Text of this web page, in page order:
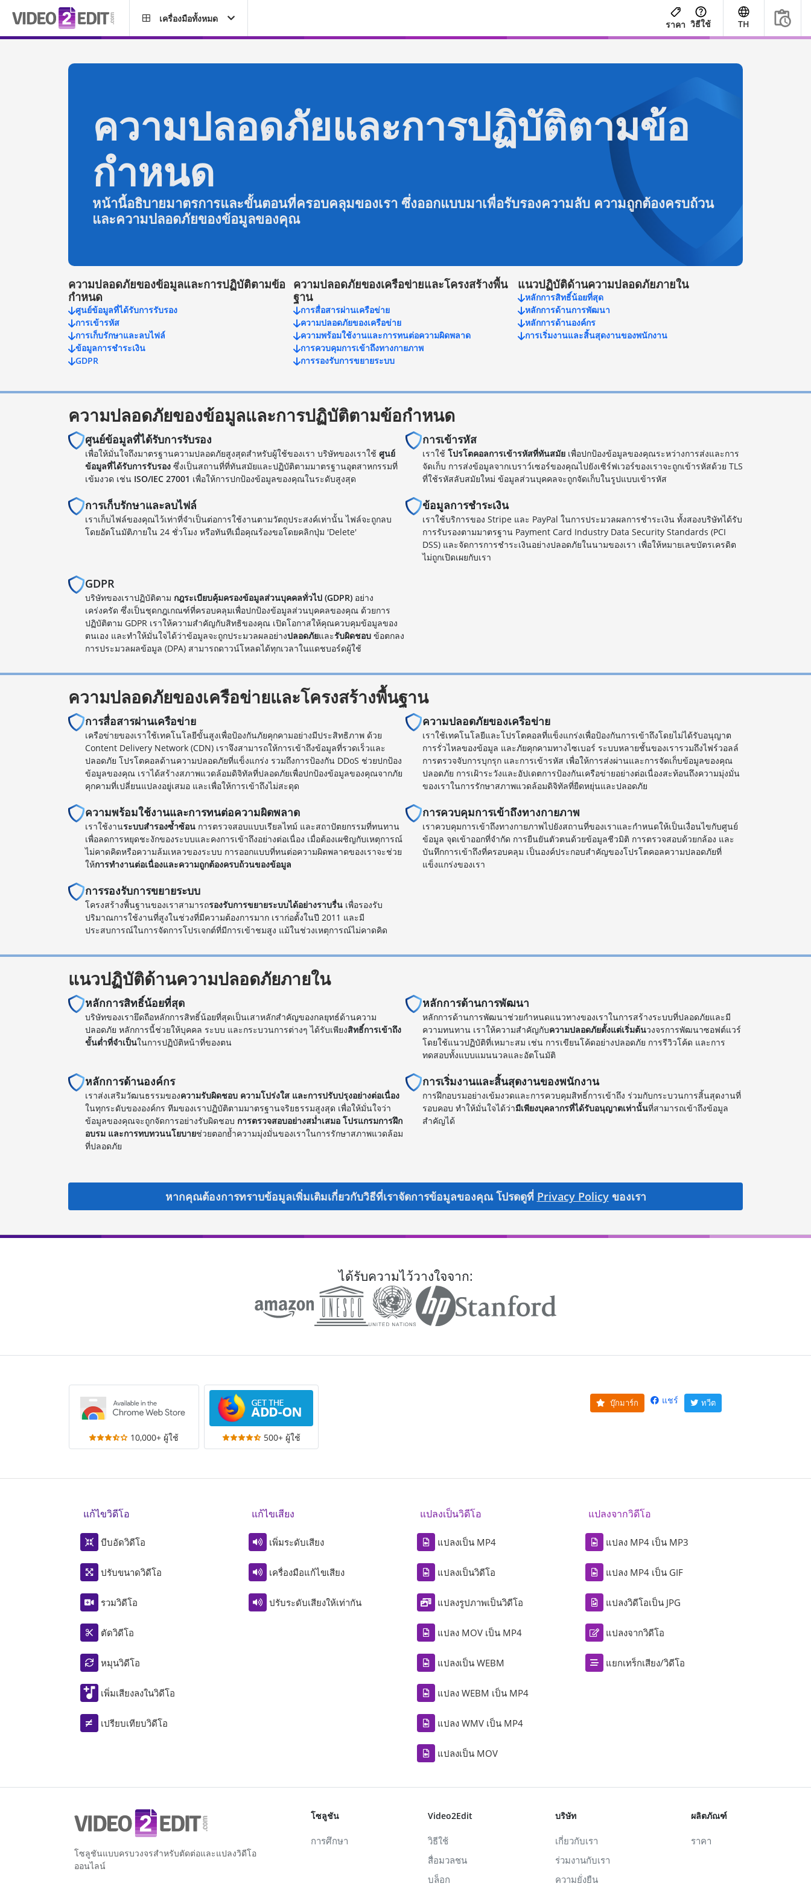
เครื่องมือทั้งหมด
ราคา วิธีใช้ TH
ความปลอดภัยและการปฏิบัติตามข้อ
กำหนด
หน้านี้อธิบายมาตรการและขั้นตอนที่ครอบคลุมของเรา ซึ่งออกแบบมาเพื่อรับรองความลับ ความถูกต้องครบถ้วน
และความปลอดภัยของข้อมูลของคุณ
ความปลอดภัยของข้อมูลและการปฏิบัติตามข้อ
กำหนด
ศูนย์ข้อมูลที่ได้รับการรับรอง
การเข้ารหัส
การเก็บรักษาและลบไฟล์
ข้อมูลการชำระเงิน
GDPR
ความปลอดภัยของเครือข่ายและโครงสร้างพื้น
ฐาน
การสื่อสารผ่านเครือข่าย
ความปลอดภัยของเครือข่าย
ความพร้อมใช้งานและการทนต่อความผิดพลาด
การควบคุมการเข้าถึงทางกายภาพ
การรองรับการขยายระบบ
แนวปฏิบัติด้านความปลอดภัยภายใน
หลักการสิทธิ์น้อยที่สุด
หลักการด้านการพัฒนา
หลักการด้านองค์กร
การเริ่มงานและสิ้นสุดงานของพนักงาน
ความปลอดภัยของข้อมูลและการปฏิบัติตามข้อกำหนด
ศูนย์ข้อมูลที่ได้รับการรับรอง
เพื่อให้มั่นใจถึงมาตรฐานความปลอดภัยสูงสุดสำหรับผู้ใช้ของเรา บริษัทของเราใช้ ศูนย์
ข้อมูลที่ได้รับการรับรอง ซึ่งเป็นสถานที่ที่ทันสมัยและปฏิบัติตามมาตรฐานอุตสาหกรรมที่
เข้มงวด เช่น ISO/IEC 27001 เพื่อให้การปกป้องข้อมูลของคุณในระดับสูงสุด
การเข้ารหัส
เราใช้ โปรโตคอลการเข้ารหัสที่ทันสมัย เพื่อปกป้องข้อมูลของคุณระหว่างการส่งและการ
จัดเก็บ การส่งข้อมูลจากเบราว์เซอร์ของคุณไปยังเซิร์ฟเวอร์ของเราจะถูกเข้ารหัสด้วย TLS
ที่ใช้รหัสลับสมัยใหม่ ข้อมูลส่วนบุคคลจะถูกจัดเก็บในรูปแบบเข้ารหัส
การเก็บรักษาและลบไฟล์
เราเก็บไฟล์ของคุณไว้เท่าที่จำเป็นต่อการใช้งานตามวัตถุประสงค์เท่านั้น ไฟล์จะถูกลบ
โดยอัตโนมัติภายใน 24 ชั่วโมง หรือทันทีเมื่อคุณร้องขอโดยคลิกปุ่ม 'Delete'
ข้อมูลการชำระเงิน
เราใช้บริการของ Stripe และ PayPal ในการประมวลผลการชำระเงิน ทั้งสองบริษัทได้รับ
การรับรองตามมาตรฐาน Payment Card Industry Data Security Standards (PCI
DSS) และจัดการการชำระเงินอย่างปลอดภัยในนามของเรา เพื่อให้หมายเลขบัตรเครดิต
ไม่ถูกเปิดเผยกับเรา
GDPR
บริษัทของเราปฏิบัติตาม กฎระเบียบคุ้มครองข้อมูลส่วนบุคคลทั่วไป (GDPR) อย่าง
เคร่งครัด ซึ่งเป็นชุดกฎเกณฑ์ที่ครอบคลุมเพื่อปกป้องข้อมูลส่วนบุคคลของคุณ ด้วยการ
ปฏิบัติตาม GDPR เราให้ความสำคัญกับสิทธิของคุณ เปิดโอกาสให้คุณควบคุมข้อมูลของ
ตนเอง และทำให้มั่นใจได้ว่าข้อมูลจะถูกประมวลผลอย่างปลอดภัยและรับผิดชอบ ข้อตกลง
การประมวลผลข้อมูล (DPA) สามารถดาวน์โหลดได้ทุกเวลาในแดชบอร์ดผู้ใช้
ความปลอดภัยของเครือข่ายและโครงสร้างพื้นฐาน
การสื่อสารผ่านเครือข่าย
เครือข่ายของเราใช้เทคโนโลยีขั้นสูงเพื่อป้องกันภัยคุกคามอย่างมีประสิทธิภาพ ด้วย
Content Delivery Network (CDN) เราจึงสามารถให้การเข้าถึงข้อมูลที่รวดเร็วและ
ปลอดภัย โปรโตคอลด้านความปลอดภัยที่แข็งแกร่ง รวมถึงการป้องกัน DDoS ช่วยปกป้อง
ข้อมูลของคุณ เราได้สร้างสภาพแวดล้อมดิจิทัลที่ปลอดภัยเพื่อปกป้องข้อมูลของคุณจากภัย
คุกคามที่เปลี่ยนแปลงอยู่เสมอ และเพื่อให้การเข้าถึงไม่สะดุด
ความปลอดภัยของเครือข่าย
เราใช้เทคโนโลยีและโปรโตคอลที่แข็งแกร่งเพื่อป้องกันการเข้าถึงโดยไม่ได้รับอนุญาต
การรั่วไหลของข้อมูล และภัยคุกคามทางไซเบอร์ ระบบหลายชั้นของเรารวมถึงไฟร์วอลล์
การตรวจจับการบุกรุก และการเข้ารหัส เพื่อให้การส่งผ่านและการจัดเก็บข้อมูลของคุณ
ปลอดภัย การเฝ้าระวังและอัปเดตการป้องกันเครือข่ายอย่างต่อเนื่องสะท้อนถึงความมุ่งมั่น
ของเราในการรักษาสภาพแวดล้อมดิจิทัลที่ยืดหยุ่นและปลอดภัย
ความพร้อมใช้งานและการทนต่อความผิดพลาด
เราใช้งานระบบสำรองซ้ำซ้อน การตรวจสอบแบบเรียลไทม์ และสถาปัตยกรรมที่ทนทาน
เพื่อลดการหยุดชะงักของระบบและคงการเข้าถึงอย่างต่อเนื่อง เมื่อต้องเผชิญกับเหตุการณ์
ไม่คาดคิดหรือความล้มเหลวของระบบ การออกแบบที่ทนต่อความผิดพลาดของเราจะช่วย
ให้การทำงานต่อเนื่องและความถูกต้องครบถ้วนของข้อมูล
การควบคุมการเข้าถึงทางกายภาพ
เราควบคุมการเข้าถึงทางกายภาพไปยังสถานที่ของเราและกำหนดให้เป็นเงื่อนไขกับศูนย์
ข้อมูล จุดเข้าออกที่จำกัด การยืนยันตัวตนด้วยข้อมูลชีวมิติ การตรวจสอบด้วยกล้อง และ
บันทึกการเข้าถึงที่ครอบคลุม เป็นองค์ประกอบสำคัญของโปรโตคอลความปลอดภัยที่
แข็งแกร่งของเรา
การรองรับการขยายระบบ
โครงสร้างพื้นฐานของเราสามารถรองรับการขยายระบบได้อย่างราบรื่น เพื่อรองรับ
ปริมาณการใช้งานที่สูงในช่วงที่มีความต้องการมาก เราก่อตั้งในปี 2011 และมี
ประสบการณ์ในการจัดการโปรเจกต์ที่มีการเข้าชมสูง แม้ในช่วงเหตุการณ์ไม่คาดคิด
แนวปฏิบัติด้านความปลอดภัยภายใน
หลักการสิทธิ์น้อยที่สุด
บริษัทของเรายึดถือหลักการสิทธิ์น้อยที่สุดเป็นเสาหลักสำคัญของกลยุทธ์ด้านความ
ปลอดภัย หลักการนี้ช่วยให้บุคคล ระบบ และกระบวนการต่างๆ ได้รับเพียงสิทธิ์การเข้าถึง
ขั้นต่ำที่จำเป็นในการปฏิบัติหน้าที่ของตน
หลักการด้านการพัฒนา
หลักการด้านการพัฒนาช่วยกำหนดแนวทางของเราในการสร้างระบบที่ปลอดภัยและมี
ความทนทาน เราให้ความสำคัญกับความปลอดภัยตั้งแต่เริ่มต้นวงจรการพัฒนาซอฟต์แวร์
โดยใช้แนวปฏิบัติที่เหมาะสม เช่น การเขียนโค้ดอย่างปลอดภัย การรีวิวโค้ด และการ
ทดสอบทั้งแบบแมนนวลและอัตโนมัติ
หลักการด้านองค์กร
เราส่งเสริมวัฒนธรรมของความรับผิดชอบ ความโปร่งใส และการปรับปรุงอย่างต่อเนื่อง
ในทุกระดับขององค์กร ทีมของเราปฏิบัติตามมาตรฐานจริยธรรมสูงสุด เพื่อให้มั่นใจว่า
ข้อมูลของคุณจะถูกจัดการอย่างรับผิดชอบ การตรวจสอบอย่างสม่ำเสมอ โปรแกรมการฝึก
อบรม และการทบทวนนโยบายช่วยตอกย้ำความมุ่งมั่นของเราในการรักษาสภาพแวดล้อม
ที่ปลอดภัย
การเริ่มงานและสิ้นสุดงานของพนักงาน
การฝึกอบรมอย่างเข้มงวดและการควบคุมสิทธิ์การเข้าถึง ร่วมกับกระบวนการสิ้นสุดงานที่
รอบคอบ ทำให้มั่นใจได้ว่ามีเพียงบุคลากรที่ได้รับอนุญาตเท่านั้นที่สามารถเข้าถึงข้อมูล
สำคัญได้
หากคุณต้องการทราบข้อมูลเพิ่มเติมเกี่ยวกับวิธีที่เราจัดการข้อมูลของคุณ โปรดดูที่ Privacy Policyของเรา
ได้รับความไว้วางใจจาก:
10,000+ ผู้ใช้ 500+ ผู้ใช้
บุ๊กมาร์ก แชร์ ทวีต
แก้ไขวิดีโอ
บีบอัดวิดีโอ
ปรับขนาดวิดีโอ
รวมวิดีโอ
ตัดวิดีโอ
หมุนวิดีโอ
เพิ่มเสียงลงในวิดีโอ
เปรียบเทียบวิดีโอ
แก้ไขเสียง
เพิ่มระดับเสียง
เครื่องมือแก้ไขเสียง
ปรับระดับเสียงให้เท่ากัน
แปลงเป็นวิดีโอ
แปลงเป็น MP4
แปลงเป็นวิดีโอ
แปลงรูปภาพเป็นวิดีโอ
แปลง MOV เป็น MP4
แปลงเป็น WEBM
แปลง WEBM เป็น MP4
แปลง WMV เป็น MP4
แปลงเป็น MOV
แปลงจากวิดีโอ
แปลง MP4 เป็น MP3
แปลง MP4 เป็น GIF
แปลงวิดีโอเป็น JPG
แปลงจากวิดีโอ
แยกเทร็กเสียง/วิดีโอ
โซลูชันแบบครบวงจรสำหรับตัดต่อและแปลงวิดีโอ
ออนไลน์
โซลูชัน
การศึกษา
Video2Edit
วิธีใช้
สื่อมวลชน
บล็อก
บริษัท
เกี่ยวกับเรา
ร่วมงานกับเรา
ความยั่งยืน
ผลิตภัณฑ์
ราคา